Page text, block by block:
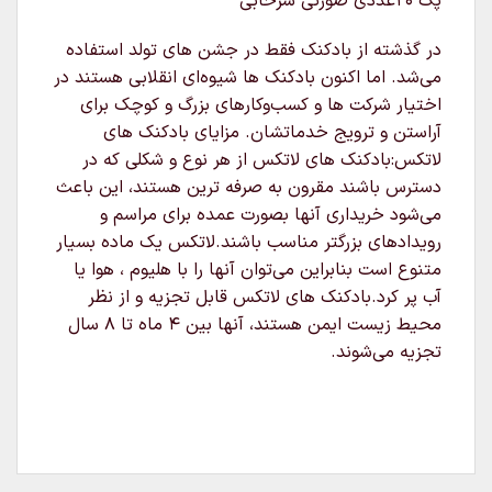
در گذشته از بادکنک فقط در جشن های تولد استفاده
می‌شد. اما اکنون بادکنک ها شیوه‌ای انقلابی هستند در
اختیار شرکت ها و کسب‌وکارهای بزرگ و کوچک برای
آراستن و ترویج خدماتشان. مزایای بادکنک های
لاتکس:بادکنک های لاتکس از هر نوع و شکلی که در
دسترس باشند مقرون به صرفه ترین هستند، این باعث
می‌شود خریداری آنها بصورت عمده برای مراسم و
رویدادهای بزرگتر مناسب باشند.لاتکس یک ماده بسیار
متنوع است بنابراین می‌توان آنها را با هلیوم ، هوا یا
آب پر کرد.بادکنک های لاتکس قابل تجزیه و از نظر
محیط زیست ایمن هستند، آنها بین ۴ ماه تا ۸ سال
تجزیه می‌شوند.